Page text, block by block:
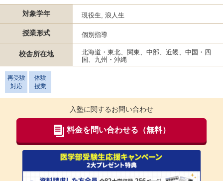
対象学年 現役生, 浪人生
授業形式 個別指導
校舎所在地
北海道・東北、関東、中部、近畿、中国・四
国、九州・沖縄
再受験
対応
体験
授業
入塾に関するお問い合わせ
料金を問い合わせる（無料）